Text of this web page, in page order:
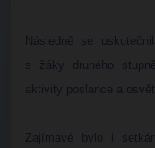
Následně se
s žáky druhého
aktivity poslance a
Zajímavé bylo i